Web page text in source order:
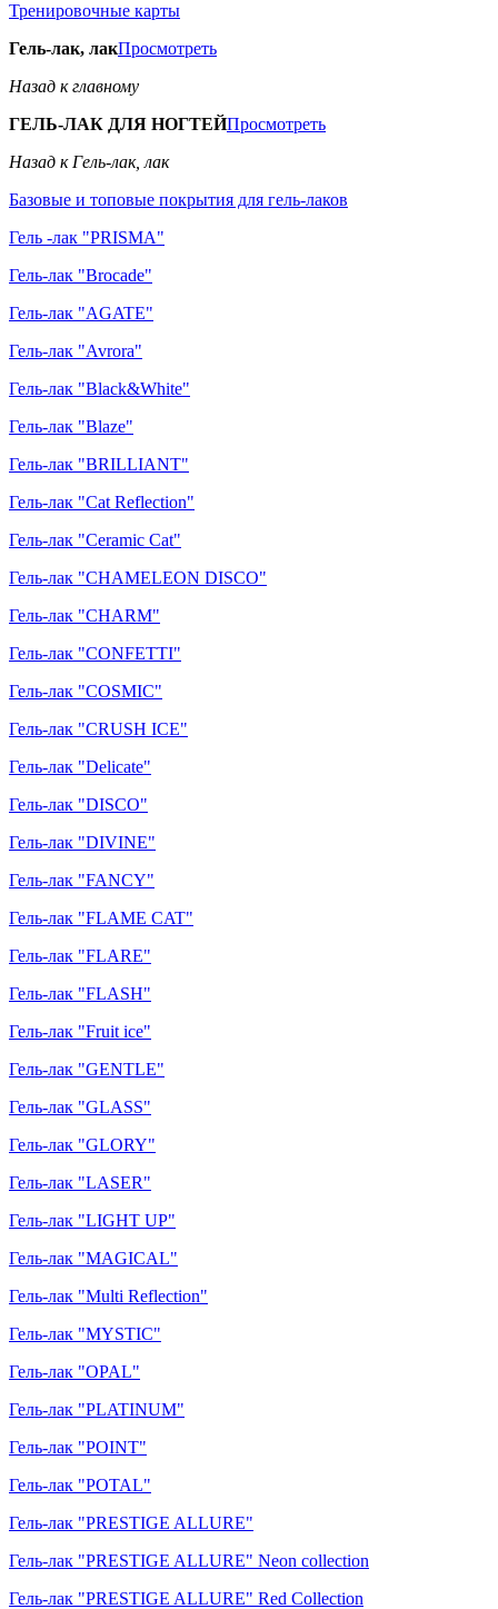
Тренировочные карты
Гель-лак, лакПросмотреть
Назад к главному
ГЕЛЬ-ЛАК ДЛЯ НОГТЕЙПросмотреть
Назад к Гель-лак, лак
Базовые и топовые покрытия для гель-лаков
Гель -лак "PRISMA"
Гель-лак "Brocade"
Гель-лак "AGATE"
Гель-лак "Avrora"
Гель-лак "Black&White"
Гель-лак "Blaze"
Гель-лак "BRILLIANT"
Гель-лак "Cat Reflection"
Гель-лак "Ceramic Cat"
Гель-лак "CHAMELEON DISCO"
Гель-лак "CHARM"
Гель-лак "CONFETTI"
Гель-лак "COSMIC"
Гель-лак "CRUSH ICE"
Гель-лак "Delicate"
Гель-лак "DISCO"
Гель-лак "DIVINE"
Гель-лак "FANCY"
Гель-лак "FLAME CAT"
Гель-лак "FLARE"
Гель-лак "FLASH"
Гель-лак "Fruit ice"
Гель-лак "GENTLE"
Гель-лак "GLASS"
Гель-лак "GLORY"
Гель-лак "LASER"
Гель-лак "LIGHT UP"
Гель-лак "MAGICAL"
Гель-лак "Multi Reflection"
Гель-лак "MYSTIC"
Гель-лак "OPAL"
Гель-лак "PLATINUM"
Гель-лак "POINT"
Гель-лак "POTAL"
Гель-лак "PRESTIGE ALLURE"
Гель-лак "PRESTIGE ALLURE" Neon collection
Гель-лак "PRESTIGE ALLURE" Red Collection